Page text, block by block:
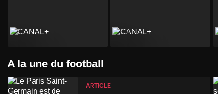
A la une du football
ARTICLE